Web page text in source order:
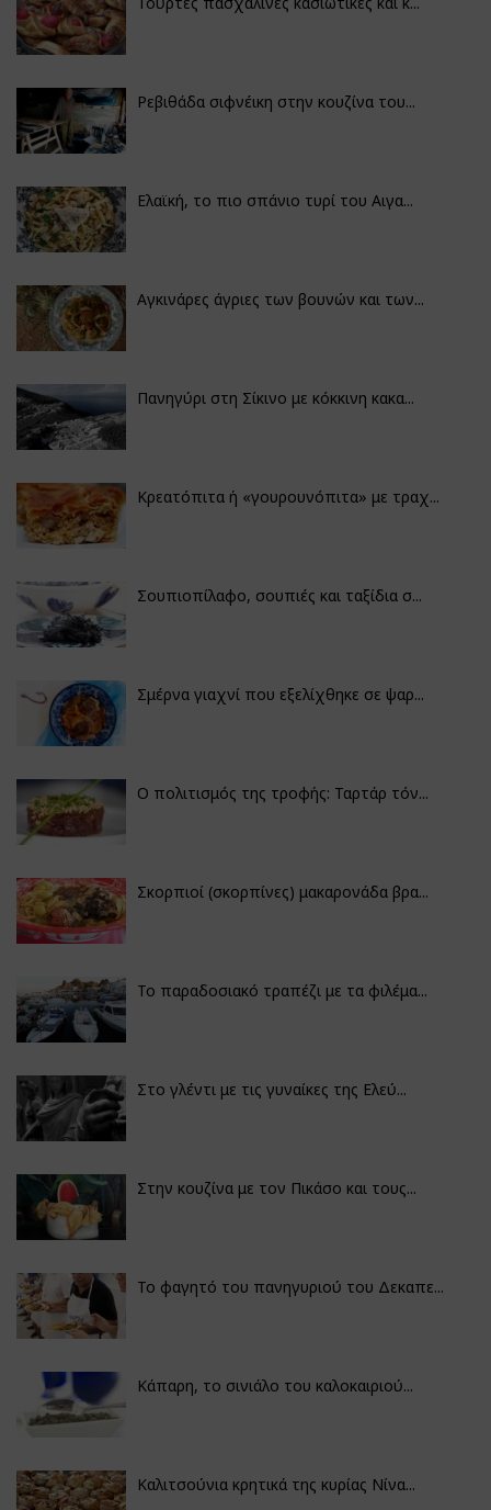
Ρεβιθάδα σιφνέικη στην κουζίνα του...
Ελαϊκή, το πιο σπάνιο τυρί του Αιγα...
Αγκινάρες άγριες των βουνών και των...
Πανηγύρι στη Σίκινο με κόκκινη κακα...
Κρεατόπιτα ή «γουρουνόπιτα» με τραχ...
Σουπιοπίλαφο, σουπιές και ταξίδια σ...
Σμέρνα γιαχνί που εξελίχθηκε σε ψαρ...
Ο πολιτισμός της τροφής: Ταρτάρ τόν...
Σκορπιοί (σκορπίνες) μακαρονάδα βρα...
Το παραδοσιακό τραπέζι με τα φιλέμα...
Στο γλέντι με τις γυναίκες της Ελεύ...
Στην κουζίνα με τον Πικάσο και τους...
Το φαγητό του πανηγυριού του Δεκαπε...
Κάπαρη, το σινιάλο του καλοκαιριού...
Καλιτσούνια κρητικά της κυρίας Νίνα...